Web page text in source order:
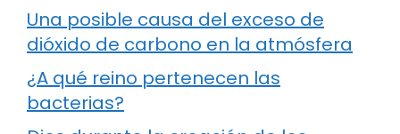
Una posible causa del exceso de
dióxido de carbono en la atmósfera
¿A qué reino pertenecen las
bacterias?